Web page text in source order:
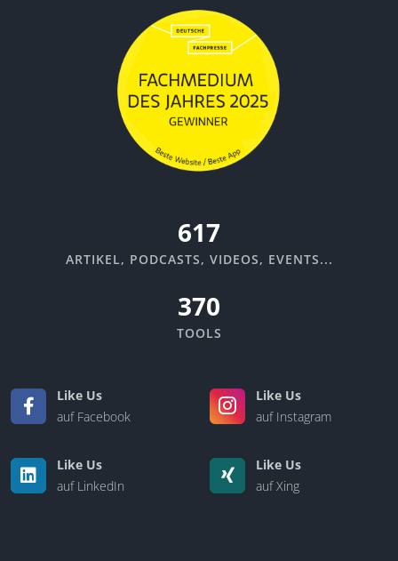
670
ARTIKEL, PODCASTS, VIDEOS, EVENTS...
370
TOOLS
Like Us
auf Facebook
Like Us
auf Instagram
Like Us
auf LinkedIn
Like Us
auf Xing